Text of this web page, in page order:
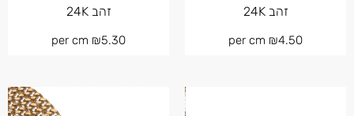
זהב 24K
₪4.50
זהב 24K
₪5.30